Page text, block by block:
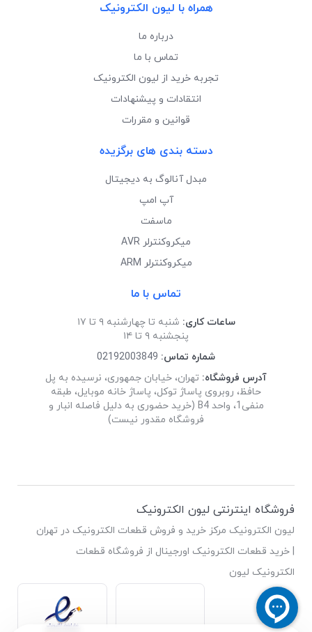
همراه با لیون الکترونیک
درباره ما
تماس با ما
تجربه خرید از لیون الکترونیک
انتقادات و پیشنهادات
قوانین و مقررات
دسته بندی های برگزیده
مبدل آنالوگ به دیجیتال
آپ امپ
ماسفت
میکروکنترلر AVR
میکروکنترلر ARM
تماس با ما
ساعات کاری: شنبه تا چهارشنبه ۹ تا ۱۷
پنجشنبه ۹ تا ۱۴
شماره تماس: 02192003849
آدرس فروشگاه: تهران، خیابان جمهوری، نرسیده به پل
حافظ، روبروی پاساژ توکل، پاساژ خانه موبایل، طبقه
منفی1، واحد B4 (خرید حضوری به دلیل فاصله انبار و
فروشگاه مقدور نیست)
فروشگاه اینترنتی لیون الکترونیک
لیون الکترونیک مرکز خرید و فروش قطعات الکترونیک در تهران
| خرید قطعات الکترونیک اورجینال از فروشگاه قطعات
الکترونیک لیون